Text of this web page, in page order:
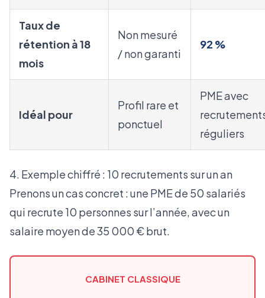
Taux de
rétention à 18
mois
Non mesuré
/ non garanti
92 %
Idéal pour
Profil rare et
ponctuel
PME avec
réguliers
4. Exemple chiffré : 10 recrutements sur un an
Prenons un cas concret : une PME de 50 salariés
qui recrute 10 personnes sur l’année, avec un
salaire moyen de 35 000 € brut.
CABINET CLASSIQUE